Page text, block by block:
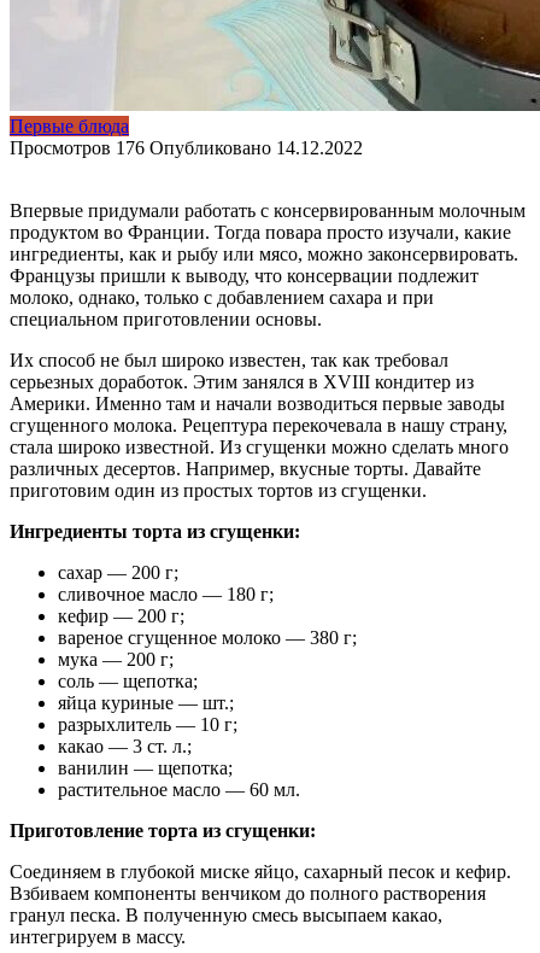
Первые блюда
Просмотров 176 Опубликовано 14.12.2022
Впервые придумали работать с консервированным молочным
продуктом во Франции. Тогда повара просто изучали, какие
ингредиенты, как и рыбу или мясо, можно законсервировать.
Французы пришли к выводу, что консервации подлежит
молоко, однако, только с добавлением сахара и при
специальном приготовлении основы.
Их способ не был широко известен, так как требовал
серьезных доработок. Этим занялся в XVIII кондитер из
Америки. Именно там и начали возводиться первые заводы
сгущенного молока. Рецептура перекочевала в нашу страну,
стала широко известной. Из сгущенки можно сделать много
различных десертов. Например, вкусные торты. Давайте
приготовим один из простых тортов из сгущенки.
Ингредиенты торта из сгущенки:
сахар — 200 г;
сливочное масло — 180 г;
кефир — 200 г;
вареное сгущенное молоко — 380 г;
мука — 200 г;
соль — щепотка;
яйца куриные — шт.;
разрыхлитель — 10 г;
какао — 3 ст. л.;
ванилин — щепотка;
растительное масло — 60 мл.
Приготовление торта из сгущенки:
Соединяем в глубокой миске яйцо, сахарный песок и кефир.
Взбиваем компоненты венчиком до полного растворения
гранул песка. В полученную смесь высыпаем какао,
интегрируем в массу.